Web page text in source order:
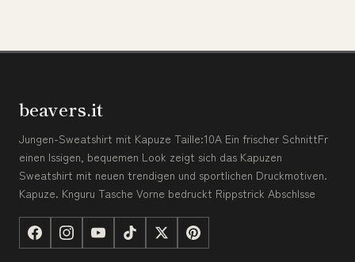
beavers.it
Jungen-Sweatshirt mit Kapuze Taille:10A Ein frischer SchnittFr
einen lssigen, bequemen Look zeigt sich das Kapuzen
Sweatshirt mit neuen trendigen und sportlichen Druckmotiven.
Kapuze. Knguru Tasche Vorne bedruckt Rippstrick Abschlsse